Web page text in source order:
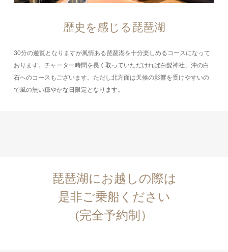
歴史を感じる琵琶湖
30分の遊覧となりますが風情ある琵琶湖を十分楽しめるコースになって
おります。チャーター時間を長く取っていただければ白髭神社、沖の白
石へのコースもございます。ただし北方面は天候の影響を受けやすいの
で風の無い穏やかな日限定となります。
琵琶湖にお越しの際は
是非ご乗船ください
(完全予約制）